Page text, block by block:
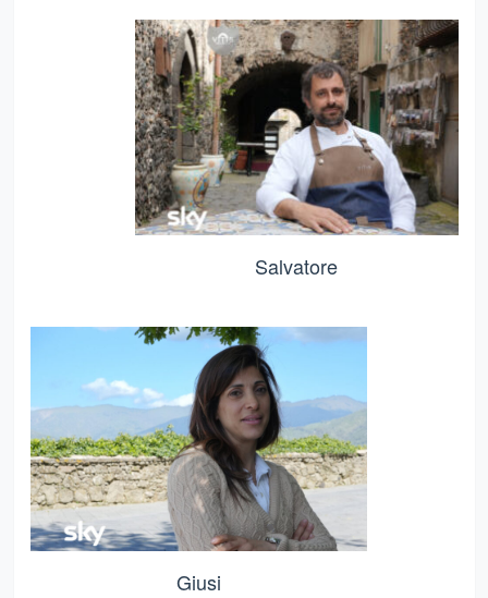
Salvatore
Giusi